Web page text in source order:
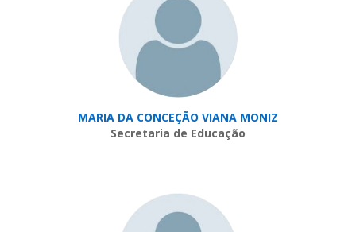
MARIA DA CONCEÇÃO VIANA MONIZ
Secretaria de Educação